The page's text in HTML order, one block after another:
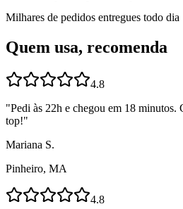
Milhares de pedidos entregues todo dia
Quem usa, recomenda
4.8
"Pedi às 22h e chegou em 18 minutos.
top!"
Mariana S.
Pinheiro, MA
4.8